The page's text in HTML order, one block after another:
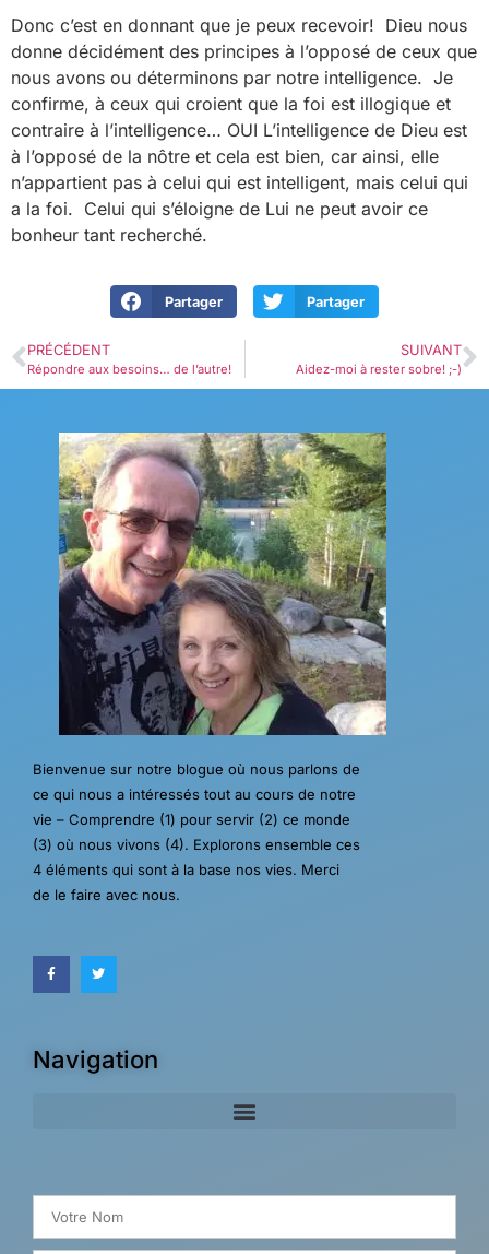
Donc c’est en donnant que je peux recevoir! Dieu nous
donne décidément des principes à l’opposé de ceux que
nous avons ou déterminons par notre intelligence. Je
confirme, à ceux qui croient que la foi est illogique et
contraire à l’intelligence… OUI L’intelligence de Dieu est
à l’opposé de la nôtre et cela est bien, car ainsi, elle
n’appartient pas à celui qui est intelligent, mais celui qui
a la foi. Celui qui s’éloigne de Lui ne peut avoir ce
bonheur tant recherché.
Partager Partager
PRÉCÉDENT
Répondre aux besoins… de l’autre!
SUIVANT
Aidez-moi à rester sobre! ;-)
Bienvenue sur notre blogue où nous parlons de
ce qui nous a intéressés tout au cours de notre
vie – Comprendre (1) pour servir (2) ce monde
(3) où nous vivons (4). Explorons ensemble ces
4 éléments qui sont à la base nos vies. Merci
de le faire avec nous.
Navigation